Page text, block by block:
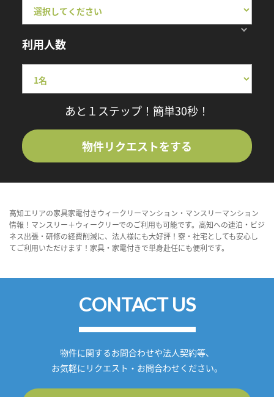
利用人数
あと１ステップ！簡単30秒！
物件リクエストをする
高知エリアの家具家電付きウィークリーマンション・マンスリーマンション
情報！マンスリー＋ウィークリーでのご利用も可能です。高知への連泊・ビジ
ネス出張・研修の経費削減に、法人様にも大好評！寮・社宅としても安心し
てご利用いただけます！家具・家電付きで単身赴任にも便利です。
CONTACT US
物件に関するお問合わせや法人契約等、
お気軽にリクエスト・お問合わせください。